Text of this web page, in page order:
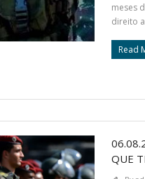
meses
direito
Read
QUE